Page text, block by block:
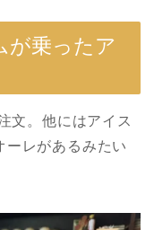
が乗ったア
文。他にはアイス
ーレがあるみたい